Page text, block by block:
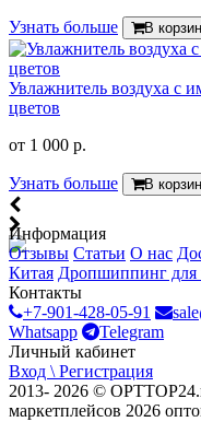
Узнать больше В
Увлажнитель воздуха с
цветов
от 1 000 р.
Узнать больше В
Информация
Отзывы Статьи О нас
Китая Дропшиппинг для
Контакты
+7-901-428-05-91
Whatsapp
Telegram
Личный кабинет
Вход \ Регистрация
2013- 2026 ©
маркетплейсов 2026